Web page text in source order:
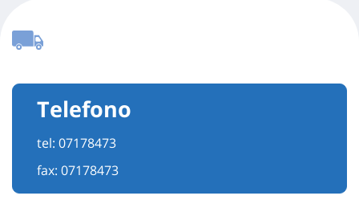
Telefono
tel: 07178473
fax: 07178473